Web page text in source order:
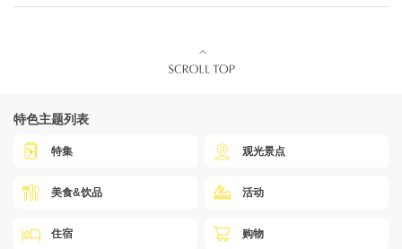
特色主题列表
特集 观光景点
美食&饮品 活动
住宿 购物